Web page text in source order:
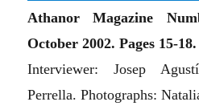
Athanor Magazine N
October 2002. Pages 15-18.
Interviewer: Josep
Perrella. Photographs: